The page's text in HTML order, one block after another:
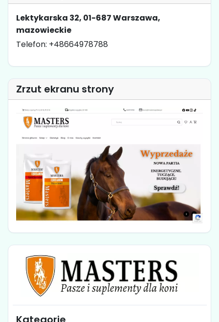
Lektykarska 32, 01-687 Warszawa,
mazowieckie
Telefon: +48664978788
Zrzut ekranu strony